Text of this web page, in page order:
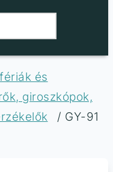
és
giroszkópok,
/ GY-91